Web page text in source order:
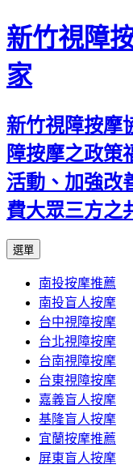
新竹視障
家
新竹視障按摩
障按摩之政策
活動、加強改
費大眾三方之
選單
內
容
區
南投按摩推薦
南投盲人按摩
台中視障按摩
台北視障按摩
台南視障按摩
台東視障按摩
嘉義盲人按摩
基隆盲人按摩
宜蘭按摩推薦
屏東盲人按摩